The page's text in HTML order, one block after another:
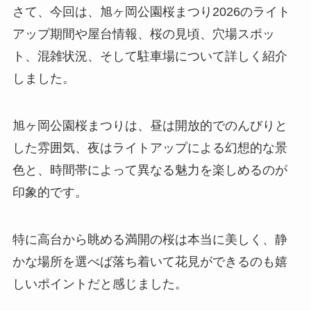
さて、今回は、旭ヶ岡公園桜まつり2026のライト
アップ期間や屋台情報、桜の見頃、穴場スポッ
ト、混雑状況、そして駐車場について詳しく紹介
しました。
旭ヶ岡公園桜まつりは、昼は開放的でのんびりと
した雰囲気、夜はライトアップによる幻想的な景
色と、時間帯によって異なる魅力を楽しめるのが
印象的です。
特に高台から眺める満開の桜は本当に美しく、静
かな場所を選べば落ち着いて花見ができるのも嬉
しいポイントだと感じました。